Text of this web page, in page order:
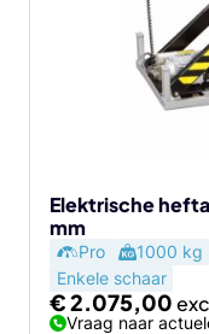
Elektrische
mm
Pro 1000 kg
Enkele schaar
€2.075,00
Vraag naar